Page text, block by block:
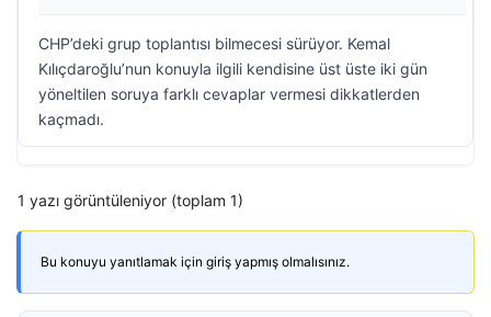
CHP’deki grup toplantısı bilmecesi sürüyor. Kemal
Kılıçdaroğlu’nun konuyla ilgili kendisine üst üste iki gün
yöneltilen soruya farklı cevaplar vermesi dikkatlerden
kaçmadı.
1 yazı görüntüleniyor (toplam 1)
Bu konuyu yanıtlamak için giriş yapmış olmalısınız.